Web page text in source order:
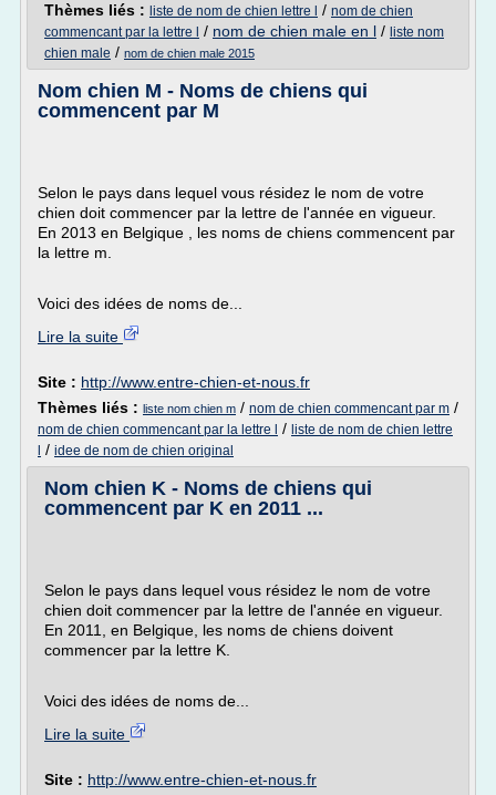
Thèmes liés : liste de nom de chien lettre l / nom de chien
commencant par la lettre l
/ nom de chien male en l / liste nom
chien male / nom de chien male 2015
Nom chien M - Noms de chiens qui
commencent par M
Selon le pays dans lequel vous résidez le nom de votre
chien doit commencer par la lettre de l'année en vigueur.
En 2013 en Belgique , les noms de chiens commencent par
la lettre m.
Voici des idées de noms de...
Lire la suite
Site : http://www.entre-chien-et-nous.fr
Thèmes liés : liste nom chien m / nom de chien commencant par m /
nom de chien commencant par la lettre l / liste de nom de chien lettre
/ idee de nom de chien original
Nom chien K - Noms de chiens qui
commencent par K en 2011 ...
Selon le pays dans lequel vous résidez le nom de votre
chien doit commencer par la lettre de l'année en vigueur.
En 2011, en Belgique, les noms de chiens doivent
commencer par la lettre K.
Voici des idées de noms de...
Lire la suite
Site : http://www.entre-chien-et-nous.fr